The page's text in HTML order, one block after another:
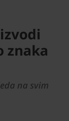
znaka
na svim